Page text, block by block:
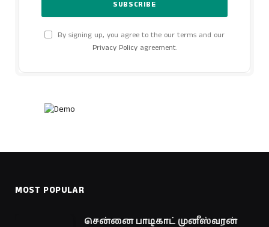
By signing up, you agree to the our terms and our
Privacy Policyagreement.
MOST POPULAR
சென்னை பாடிகாட் முனீஸ்வரன்